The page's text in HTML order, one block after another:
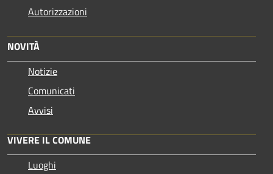
Autorizzazioni
NOVITÀ
Notizie
Comunicati
Avvisi
VIVERE IL COMUNE
Luoghi